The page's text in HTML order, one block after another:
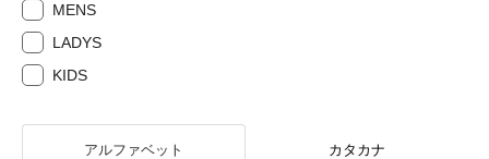
MENS
LADYS
KIDS
アルファベット カタカナ